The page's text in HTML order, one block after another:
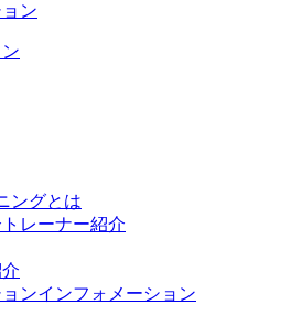
ングとは
トレーナー紹介
インフォメーション